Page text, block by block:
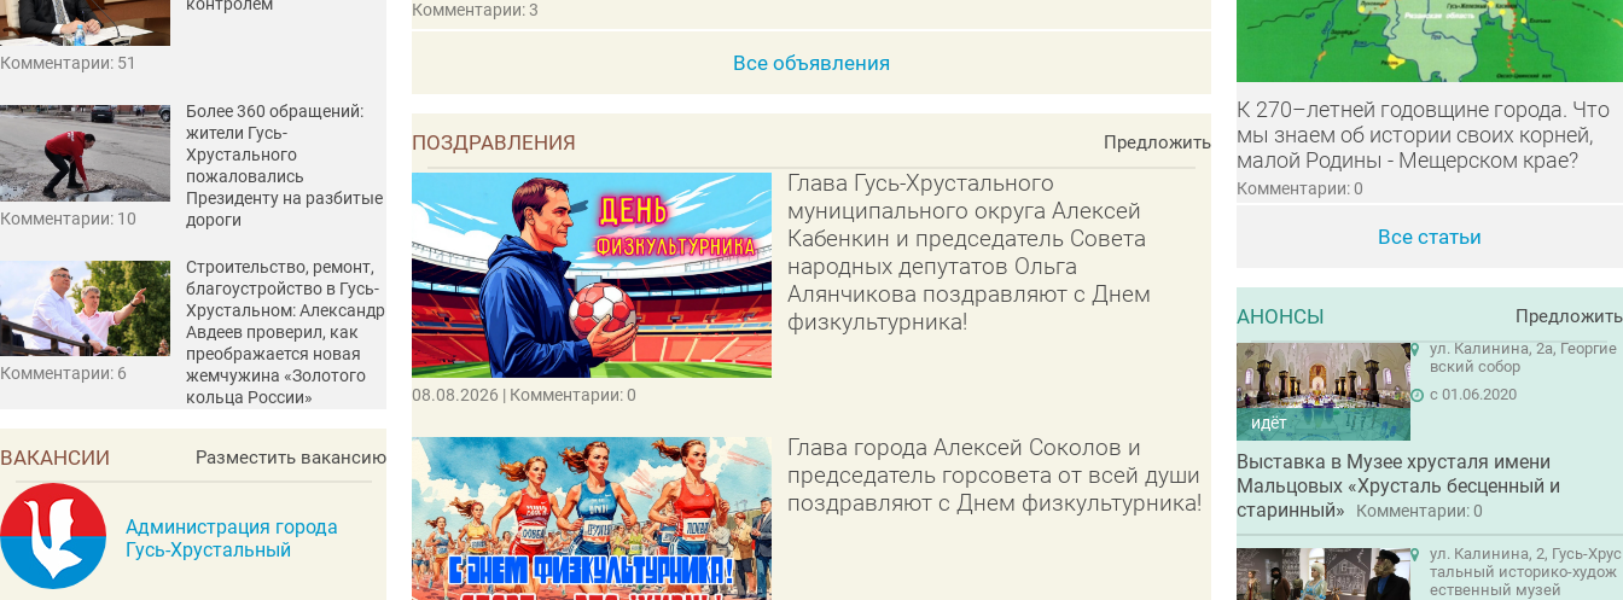
Комментарии: 3
Все объявления
ПОЗДРАВЛЕНИЯ Предложить
Глава Гусь-Хрустального
муниципального округа Алексей
Кабенкин и председатель Совета
народных депутатов Ольга
Алянчикова поздравляют с Днем
физкультурника!
08.08.2026 | Комментарии: 0
Глава города Алексей Соколов и
председатель горсовета от всей души
поздравляют с Днем физкультурника!
Комментарии: 51
Более 360 обращений:
жители Гусь-
Хрустального
пожаловались
Президенту на разбитые
дороги
Комментарии: 10
Строительство, ремонт,
благоустройство в Гусь-
Хрустальном: Александр
Авдеев проверил, как
преображается новая
жемчужина «Золотого
кольца России»
Комментарии: 6
ВАКАНСИИ Разместить вакансию
Администрация города
Гусь-Хрустальный
К 270–летней годовщине города. Что
мы знаем об истории своих корней,
малой Родины - Мещерском крае?
Комментарии: 0
Все статьи
АНОНСЫ Предложить
идёт
ул. Калинина, 2а, Георгие
вский собор
c 01.06.2020
Выставка в Музее хрусталя имени
Мальцовых «Хрусталь бесценный и
старинный»
Комментарии: 0
ул. Калинина, 2, Гусь-Хрус
тальный историко-худож
ественный музей